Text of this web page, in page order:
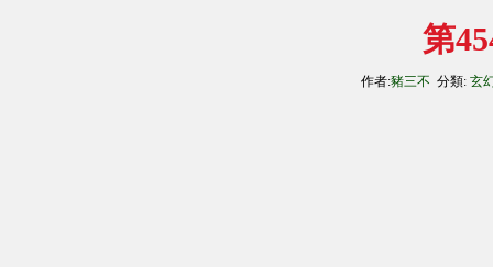
第
作者:豬三不 分類: 玄